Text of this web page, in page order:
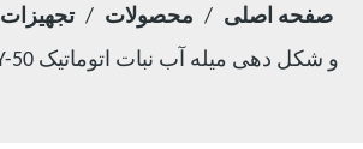
صفحه اصلی / محصولات / تجهیزات
و شکل دهی میله آب نبات اتوماتیک CY-50